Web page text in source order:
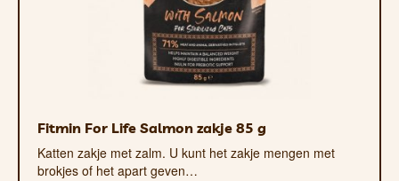
Fitmin For Life Salmon zakje 85 g
Katten zakje met zalm. U kunt het zakje mengen met
brokjes of het apart geven…